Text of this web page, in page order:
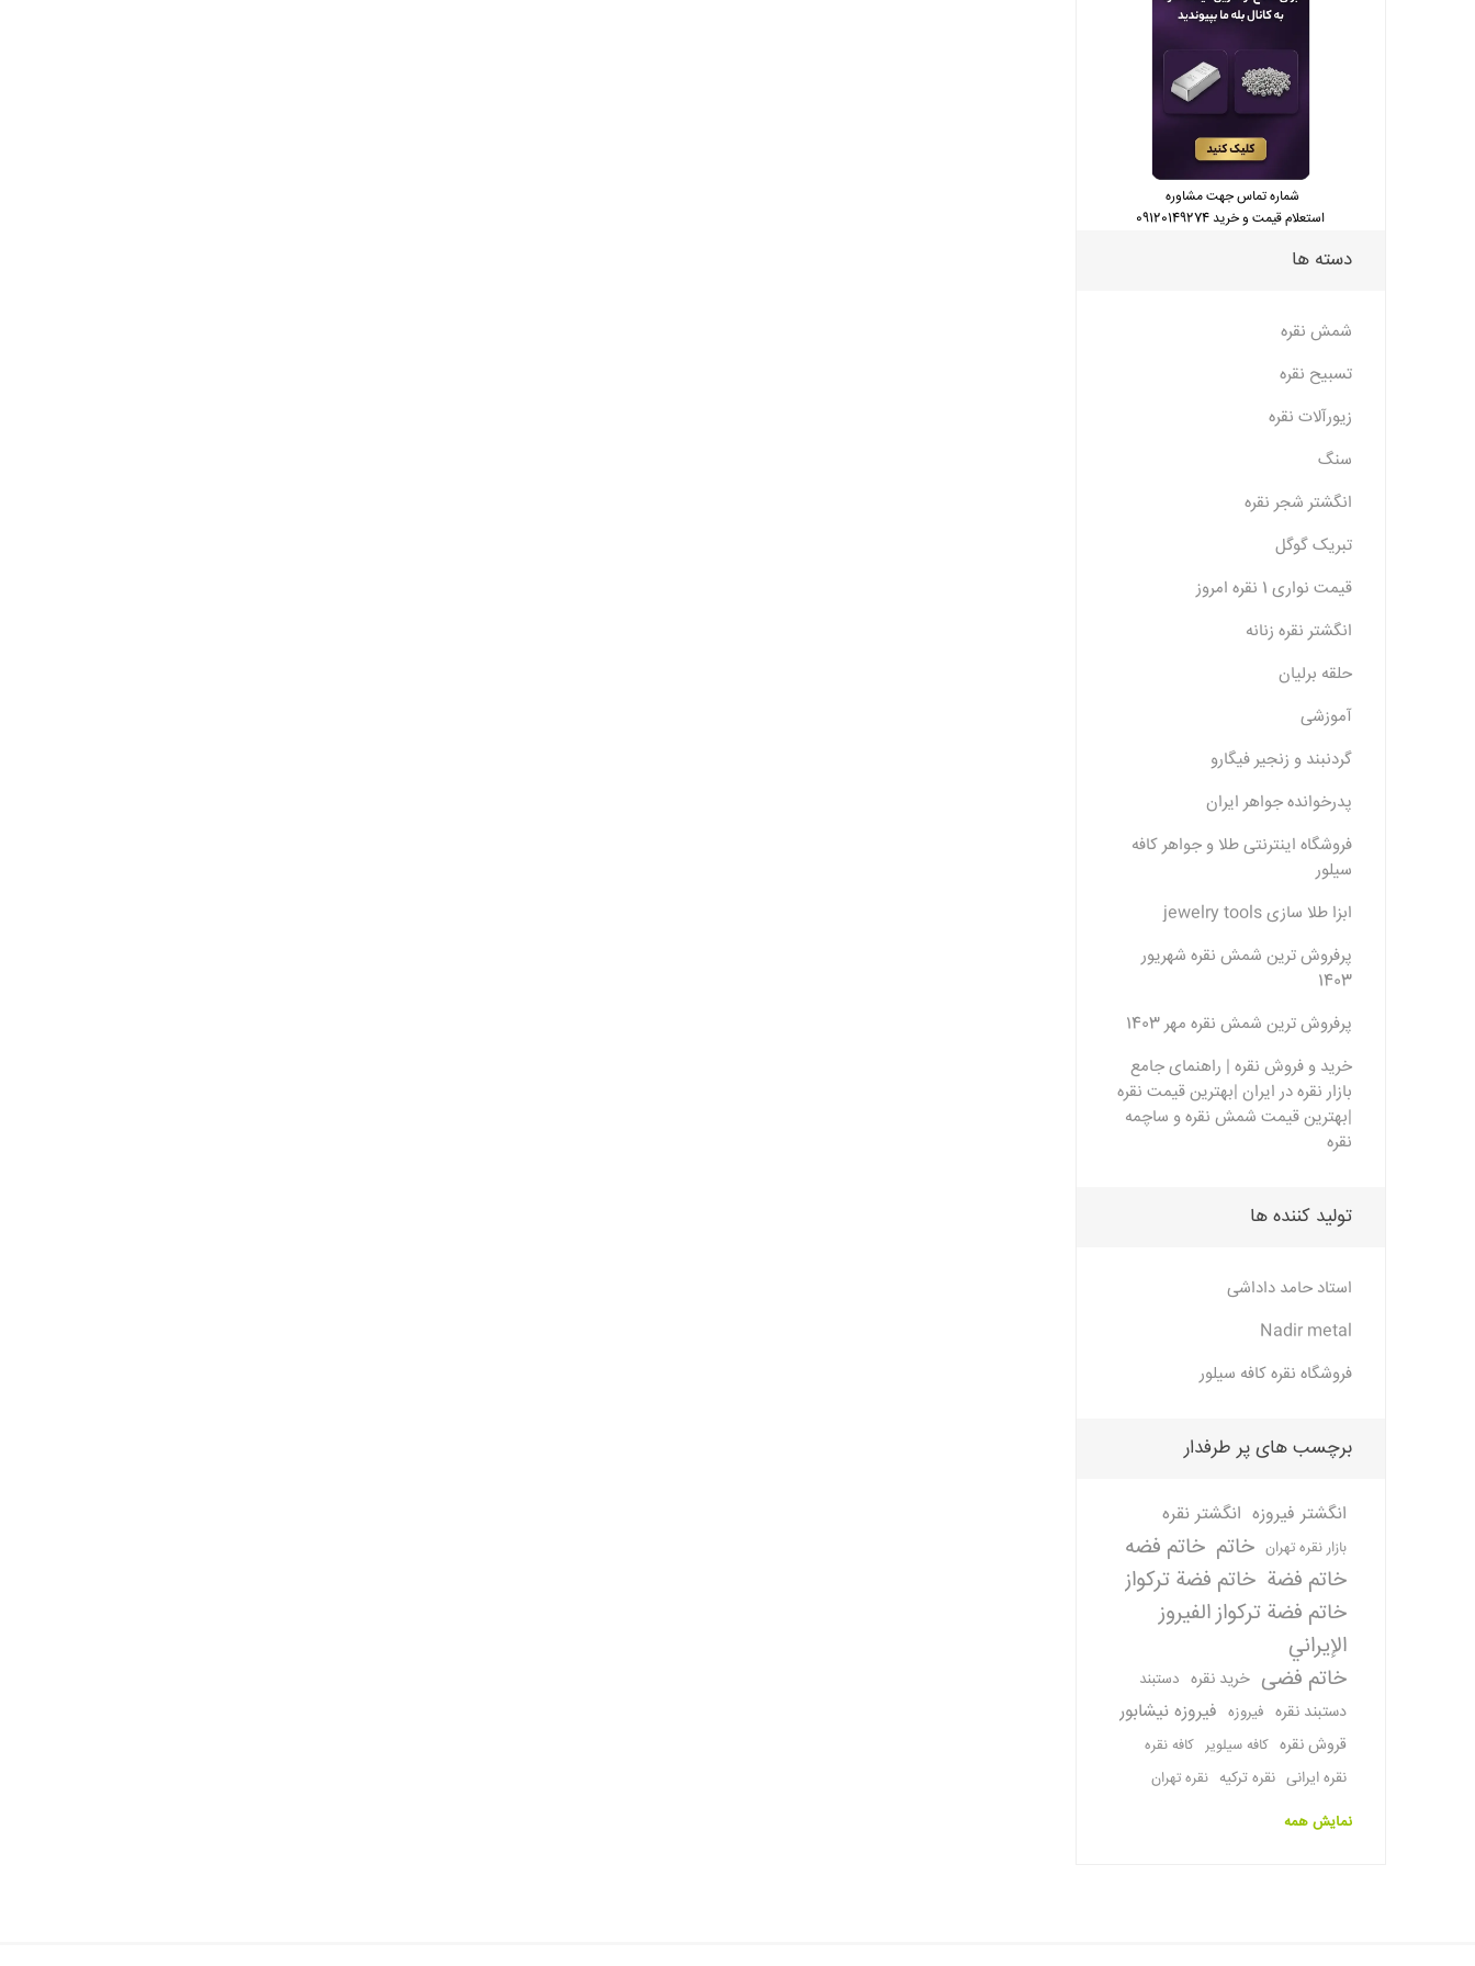
شماره تماس جهت مشاوره
استعلام قیمت و خرید 09120149274
دسته ها
شمش نقره
تسبیح نقره
زیورآلات نقره
سنگ
انگشتر شجر نقره
تبریک گوگل
قیمت نواری 1 نقره امروز
انگشتر نقره زنانه
حلقه برلیان
آموزشی
گردنبند و زنجیر فیگارو
پدرخوانده جواهر ایران
فروشگاه اینترنتی طلا و جواهر کافه
سیلور
ابزا طلا سازی jewelry tools
پرفروش ترین شمش نقره شهریور
1403
پرفروش ترین شمش نقره مهر 1403
خرید و فروش نقره | راهنمای جامع
بازار نقره در ایران |بهترین قیمت نقره
|بهترین قیمت شمش نقره و ساچمه
نقره
تولید کننده ها
استاد حامد داداشی
Nadir metal
فروشگاه نقره کافه سیلور
برچسب های پر طرفدار
انگشتر فیروزه انگشتر نقره
بازار نقره تهران خاتم خاتم فضه
خاتم فضة خاتم فضة تركواز
خاتم فضة تركواز الفيروز
الإيراني
خاتم فضی خرید نقره دستبند
دستبند نقره فیروزه فیروزه نیشابور
قروش نقره کافه سیلویر کافه نقره
نقره ایرانی نقره ترکیه نقره تهران
نمایش همه